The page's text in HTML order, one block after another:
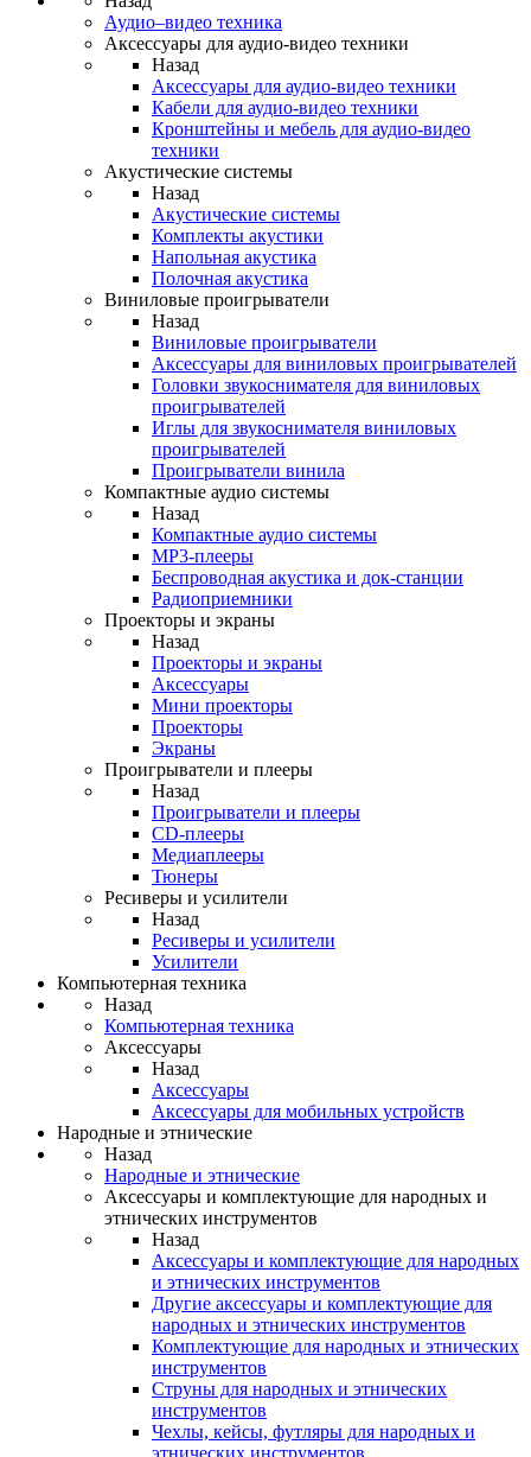
Аудио–видео техника
Аксессуары для аудио-видео техники
Назад
Аксессуары для аудио-видео техники
Кабели для аудио-видео техники
Кронштейны и мебель для аудио-видео
техники
Акустические системы
Назад
Акустические системы
Комплекты акустики
Напольная акустика
Полочная акустика
Виниловые проигрыватели
Назад
Виниловые проигрыватели
Аксессуары для виниловых проигрывателей
Головки звукоснимателя для виниловых
проигрывателей
Иглы для звукоснимателя виниловых
проигрывателей
Проигрыватели винила
Компактные аудио системы
Назад
Компактные аудио системы
MP3-плееры
Беспроводная акустика и док-станции
Радиоприемники
Проекторы и экраны
Назад
Проекторы и экраны
Аксессуары
Мини проекторы
Проекторы
Экраны
Проигрыватели и плееры
Назад
Проигрыватели и плееры
CD-плееры
Медиаплееры
Тюнеры
Ресиверы и усилители
Назад
Ресиверы и усилители
Усилители
Компьютерная техника
Назад
Компьютерная техника
Аксессуары
Назад
Аксессуары
Аксессуары для мобильных устройств
Народные и этнические
Назад
Народные и этнические
Аксессуары и комплектующие для народных и
этнических инструментов
Назад
Аксессуары и комплектующие для народных
и этнических инструментов
Другие аксессуары и комплектующие для
народных и этнических инструментов
Комплектующие для народных и этнических
инструментов
Струны для народных и этнических
инструментов
Чехлы, кейсы, футляры для народных и
этнических инструментов